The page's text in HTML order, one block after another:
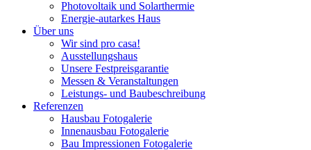
Photovoltaik und Solarthermie
Energie-autarkes Haus
Über uns
Wir sind pro casa!
Ausstellungshaus
Unsere Festpreisgarantie
Messen & Veranstaltungen
Leistungs- und Baubeschreibung
Referenzen
Hausbau Fotogalerie
Innenausbau Fotogalerie
Bau Impressionen Fotogalerie